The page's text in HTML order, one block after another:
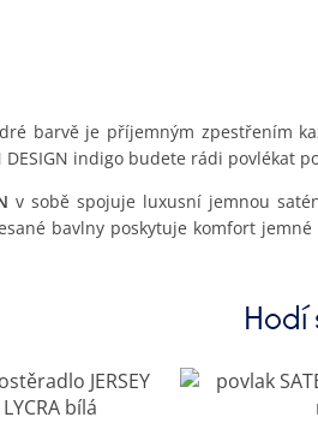
barvě je příjemným zpestřením
indigo budete rádi povlékat
v sobě spojuje luxusní jemnou
bavlny poskytuje komfort
Hodí